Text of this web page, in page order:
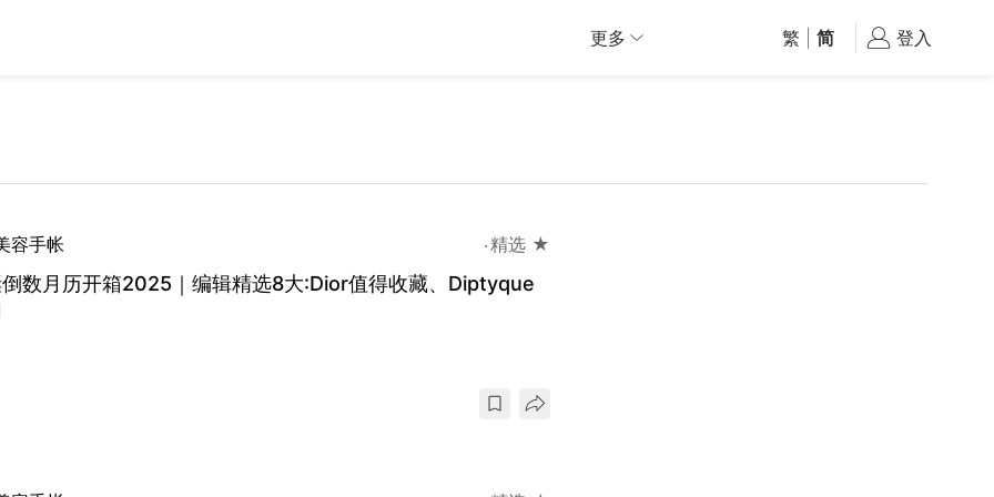
更多 繁 简 登入
容手帐 精选 ★
数月历开箱2025｜编辑精选8大:Dior值得收藏、Diptyque